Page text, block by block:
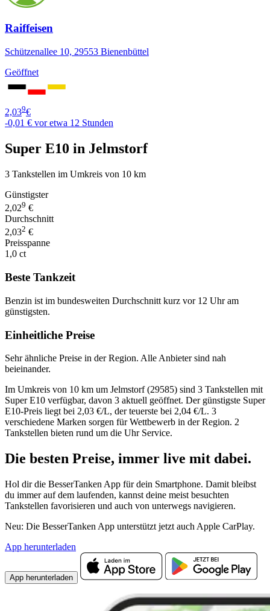
Raiffeisen
Schützenallee 10, 29553 Bienenbüttel
Geöffnet
2,039€
-0,01 € vor etwa 12 Stunden
Super E10 in Jelmstorf
3 Tankstellen im Umkreis von 10 km
Günstigster
2,029 €
Durchschnitt
2,032 €
Preisspanne
1,0 ct
Beste Tankzeit
Benzin ist im bundesweiten Durchschnitt kurz vor 12 Uhr am
günstigsten.
Einheitliche Preise
Sehr ähnliche Preise in der Region. Alle Anbieter sind nah
beieinander.
Im Umkreis von 10 km um Jelmstorf (29585) sind 3 Tankstellen mit
Super E10 verfügbar, davon 3 aktuell geöffnet. Der günstigste Super
E10-Preis liegt bei 2,03 €/L, der teuerste bei 2,04 €/L. 3
verschiedene Marken sorgen für Wettbewerb in der Region. 2
Tankstellen bieten rund um die Uhr Service.
Die besten Preise, immer live mit dabei.
Hol dir die BesserTanken App für dein Smartphone. Damit bleibst
du immer auf dem laufenden, kannst deine meist besuchten
Tankstellen favorisieren und auch von unterwegs navigieren.
Neu: Die BesserTanken App unterstützt jetzt auch Apple CarPlay.
App herunterladen
App herunterladen